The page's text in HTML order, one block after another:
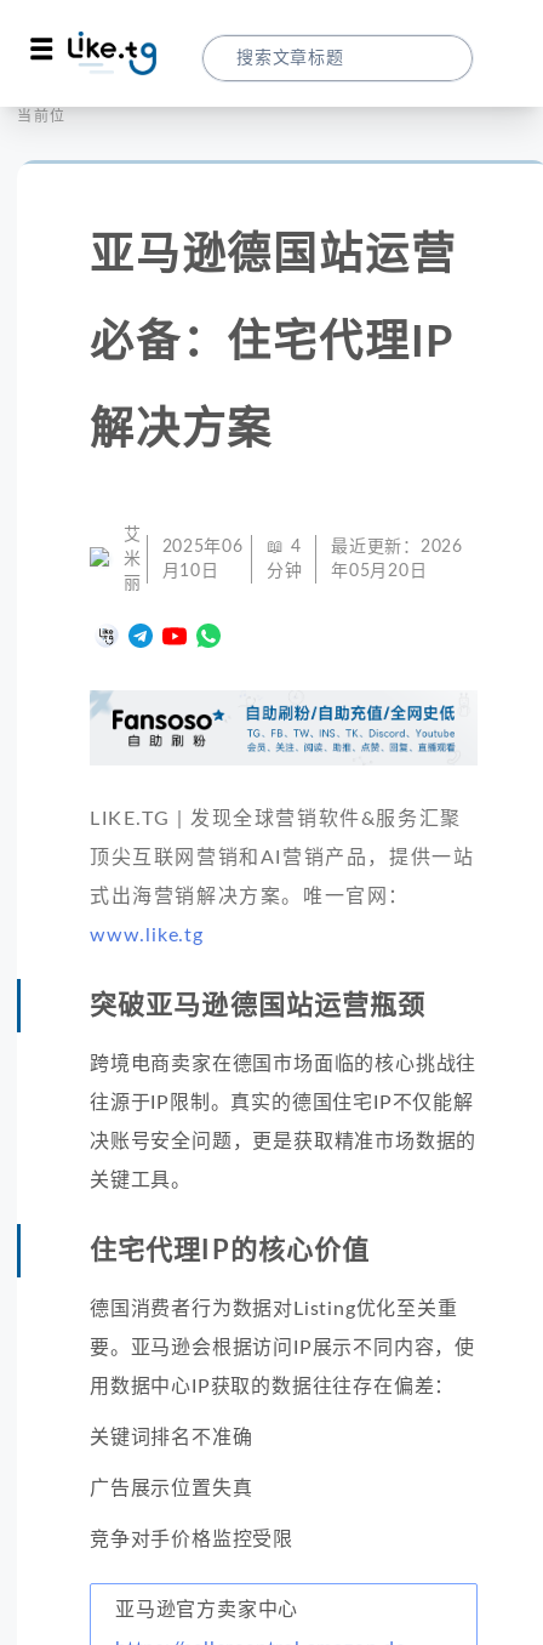
当前位置：
亚马逊德国站运营
必备：住宅代理IP
解决方案
艾
米
丽
2025年06
月10日
📖 4
分钟
最近更新： 2026
年05月20日
LIKE.TG | 发现全球营销软件&服务汇聚
顶尖互联网营销和AI营销产品，提供一站
式出海营销解决方案。唯一官网：
www.like.tg
突破亚马逊德国站运营瓶颈
跨境电商卖家在德国市场面临的核心挑战往
往源于IP限制。真实的德国住宅IP不仅能解
决账号安全问题，更是获取精准市场数据的
关键工具。
住宅代理IP的核心价值
德国消费者行为数据对Listing优化至关重
要。亚马逊会根据访问IP展示不同内容，使
用数据中心IP获取的数据往往存在偏差：
关键词排名不准确
广告展示位置失真
竞争对手价格监控受限
亚马逊官方卖家中心